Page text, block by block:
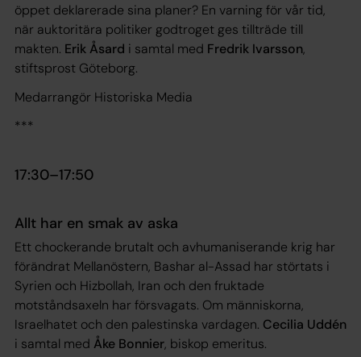
öppet deklarerade sina planer? En varning för vår tid,
när auktoritära politiker godtroget ges tillträde till
makten. Erik Åsard i samtal med Fredrik Ivarsson,
stiftsprost Göteborg.
Medarrangör Historiska Media
***
17:30–17:50
Allt har en smak av aska
Ett chockerande brutalt och avhumaniserande krig har
förändrat Mellanöstern, Bashar al-Assad har störtats i
Syrien och Hizbollah, Iran och den fruktade
motståndsaxeln har försvagats. Om människorna,
Israelhatet och den palestinska vardagen. Cecilia Uddén
i samtal med Åke Bonnier, biskop emeritus.